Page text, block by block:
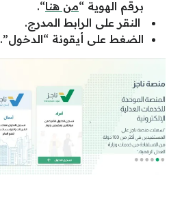
برقم الهوية “من هنا“.
النقر على الرابط المدرج.
الضغط على أيقونة “الدخول”.